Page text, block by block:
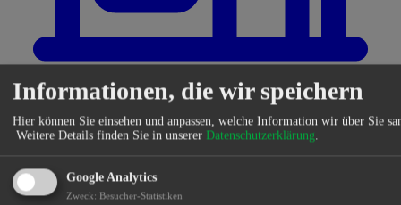
Öffnungszeiten / Termine
Informationen, die wir speichern
Hier können Sie einsehen und anpassen, welche Information wir über Sie
Weitere Details finden Sie in unserer Datenschutzerklärung.
Google Analytics
Zweck: Besucher-Statistiken